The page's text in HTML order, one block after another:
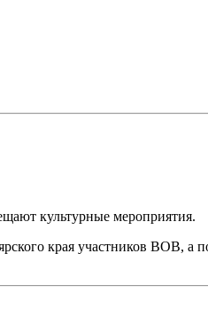
культурные мероприятия.
края участников ВОВ, а